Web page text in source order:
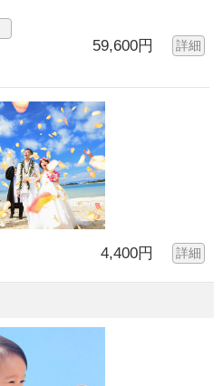
59,600円 詳細
4,400円 詳細